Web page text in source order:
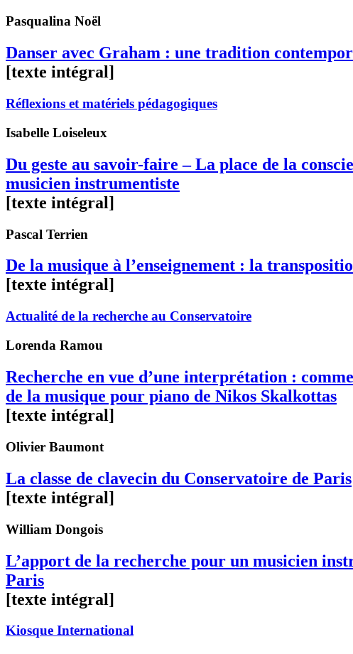
Pasqualina Noël
Danser avec Graham : une tradition
[texte intégral]
Réflexions et matériels pédagogiques
Isabelle Loiseleux
Du geste au savoir-faire – La place de la
musicien instrumentiste
[texte intégral]
Pascal Terrien
De la musique à l’enseignement : la
[texte intégral]
Actualité de la recherche au Conservatoire
Lorenda Ramou
Recherche en vue d’une interprétation :
de la musique pour piano de Nikos Skalkottas
[texte intégral]
Olivier Baumont
La classe de clavecin du Conservatoire de Paris
[texte intégral]
William Dongois
L’apport de la recherche pour un musicien
Paris
[texte intégral]
Kiosque International